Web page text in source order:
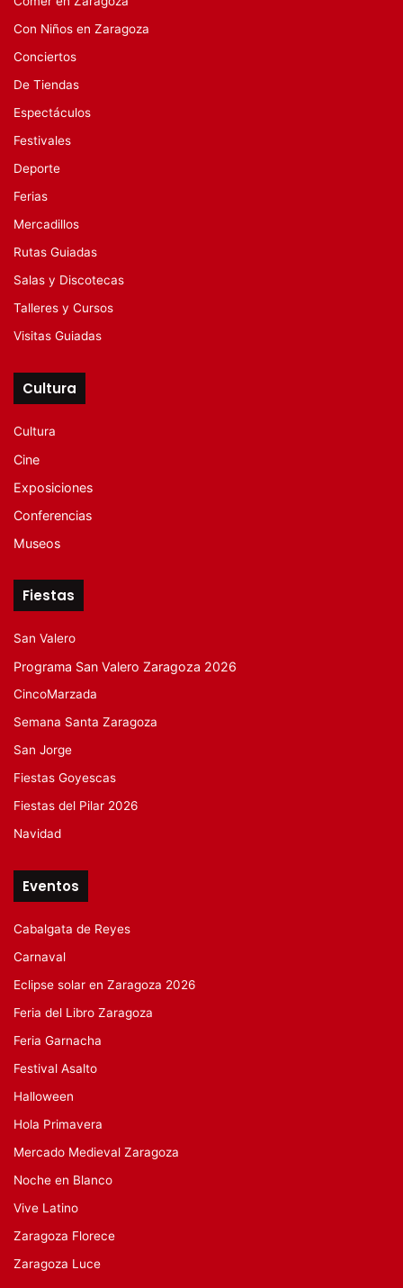
Con Niños en Zaragoza
Conciertos
De Tiendas
Espectáculos
Festivales
Deporte
Ferias
Mercadillos
Rutas Guiadas
Salas y Discotecas
Talleres y Cursos
Visitas Guiadas
Cultura
Cultura
Cine
Exposiciones
Conferencias
Museos
Fiestas
San Valero
Programa San Valero Zaragoza 2026
CincoMarzada
Semana Santa Zaragoza
San Jorge
Fiestas Goyescas
Fiestas del Pilar 2026
Navidad
Eventos
Cabalgata de Reyes
Carnaval
Eclipse solar en Zaragoza 2026
Feria del Libro Zaragoza
Feria Garnacha
Festival Asalto
Halloween
Hola Primavera
Mercado Medieval Zaragoza
Noche en Blanco
Vive Latino
Zaragoza Florece
Zaragoza Luce